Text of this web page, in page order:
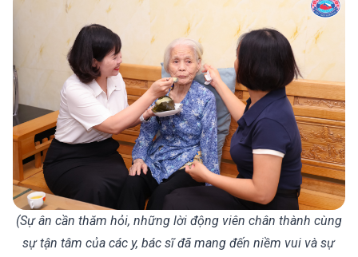
(Sự ân cần thăm hỏi, những lời động viên chân thành cùng
sự tận tâm của các y, bác sĩ đã mang đến niềm vui và sự